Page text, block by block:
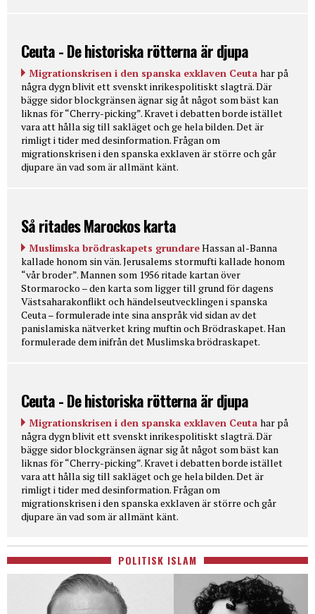
Ceuta - De historiska rötterna är djupa
Migrationskrisen i den spanska exklaven Ceuta har på
några dygn blivit ett svenskt inrikespolitiskt slagträ. Där
bägge sidor blockgränsen ägnar sig åt något som bäst kan
liknas för “Cherry-picking”. Kravet i debatten borde istället
vara att hålla sig till sakläget och ge hela bilden. Det är
rimligt i tider med desinformation. Frågan om
migrationskrisen i den spanska exklaven är större och går
djupare än vad som är allmänt känt.
Så ritades Marockos karta
Muslimska brödraskapets grundareHassan al-Banna
kallade honom sin vän. Jerusalems stormufti kallade honom
“vår broder”. Mannen som 1956 ritade kartan över
Stormarocko – den karta som ligger till grund för dagens
Västsaharakonflikt och händelseutvecklingen i spanska
Ceuta – formulerade inte sina anspråk vid sidan av det
panislamiska nätverket kring muftin och Brödraskapet. Han
formulerade dem inifrån det Muslimska brödraskapet.
Ceuta - De historiska rötterna är djupa
Migrationskrisen i den spanska exklaven Ceuta har på
några dygn blivit ett svenskt inrikespolitiskt slagträ. Där
bägge sidor blockgränsen ägnar sig åt något som bäst kan
liknas för “Cherry-picking”. Kravet i debatten borde istället
vara att hålla sig till sakläget och ge hela bilden. Det är
rimligt i tider med desinformation. Frågan om
migrationskrisen i den spanska exklaven är större och går
djupare än vad som är allmänt känt.
POLITISK ISLAM